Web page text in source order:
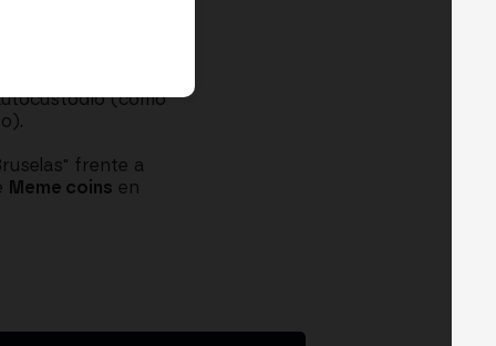
difiere del de un
(como
frente a
Meme coins en